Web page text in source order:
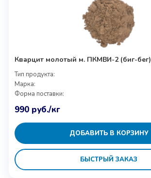
Кварцит молотый м. ПКМВИ-2 (биг-бег)
Тип продукта:
Марка:
Форма поставки:
990 руб./кг
ДОБАВИТЬ В КОРЗИНУ
БЫСТРЫЙ ЗАКАЗ